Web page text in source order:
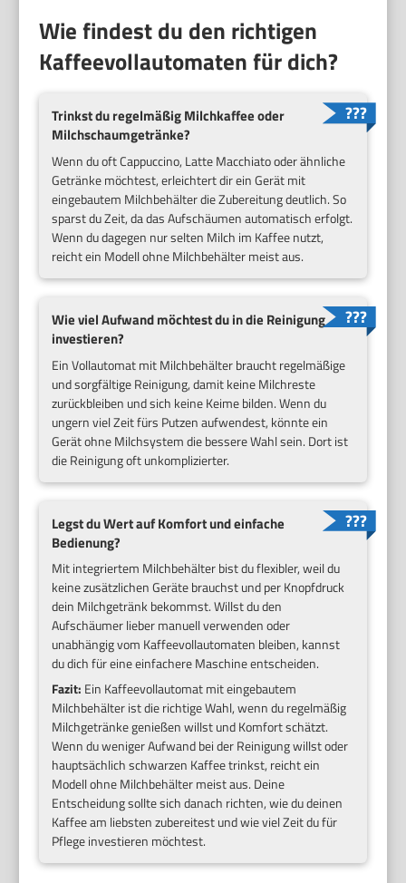
Wie findest du den richtigen
Kaffeevollautomaten für dich?
Trinkst du regelmäßig Milchkaffee oder
Milchschaumgetränke?
Wenn du oft Cappuccino, Latte Macchiato oder ähnliche
Getränke möchtest, erleichtert dir ein Gerät mit
eingebautem Milchbehälter die Zubereitung deutlich. So
sparst du Zeit, da das Aufschäumen automatisch erfolgt.
Wenn du dagegen nur selten Milch im Kaffee nutzt,
reicht ein Modell ohne Milchbehälter meist aus.
Wie viel Aufwand möchtest du in die Reinigung
investieren?
Ein Vollautomat mit Milchbehälter braucht regelmäßige
und sorgfältige Reinigung, damit keine Milchreste
zurückbleiben und sich keine Keime bilden. Wenn du
ungern viel Zeit fürs Putzen aufwendest, könnte ein
Gerät ohne Milchsystem die bessere Wahl sein. Dort ist
die Reinigung oft unkomplizierter.
Legst du Wert auf Komfort und einfache
Bedienung?
Mit integriertem Milchbehälter bist du flexibler, weil du
keine zusätzlichen Geräte brauchst und per Knopfdruck
dein Milchgetränk bekommst. Willst du den
Aufschäumer lieber manuell verwenden oder
unabhängig vom Kaffeevollautomaten bleiben, kannst
du dich für eine einfachere Maschine entscheiden.
Fazit: Ein Kaffeevollautomat mit eingebautem
Milchbehälter ist die richtige Wahl, wenn du regelmäßig
Milchgetränke genießen willst und Komfort schätzt.
Wenn du weniger Aufwand bei der Reinigung willst oder
hauptsächlich schwarzen Kaffee trinkst, reicht ein
Modell ohne Milchbehälter meist aus. Deine
Entscheidung sollte sich danach richten, wie du deinen
Kaffee am liebsten zubereitest und wie viel Zeit du für
Pflege investieren möchtest.